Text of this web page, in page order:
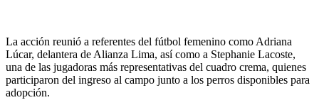
La acción reunió a referentes del fútbol femenino como Adriana
Lúcar, delantera de Alianza Lima, así como a Stephanie Lacoste,
una de las jugadoras más representativas del cuadro crema, quienes
participaron del ingreso al campo junto a los perros disponibles para
adopción.